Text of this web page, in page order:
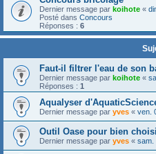
Dernier message par koihote «
Posté dans Concours
Réponses : 6
Faut-il filtrer l'eau de son
Dernier message par koihote «
Réponses : 1
Aqualyser
Dernier message par yves « ven.
Outil Oase pour bien
Dernier message par yves « sam.